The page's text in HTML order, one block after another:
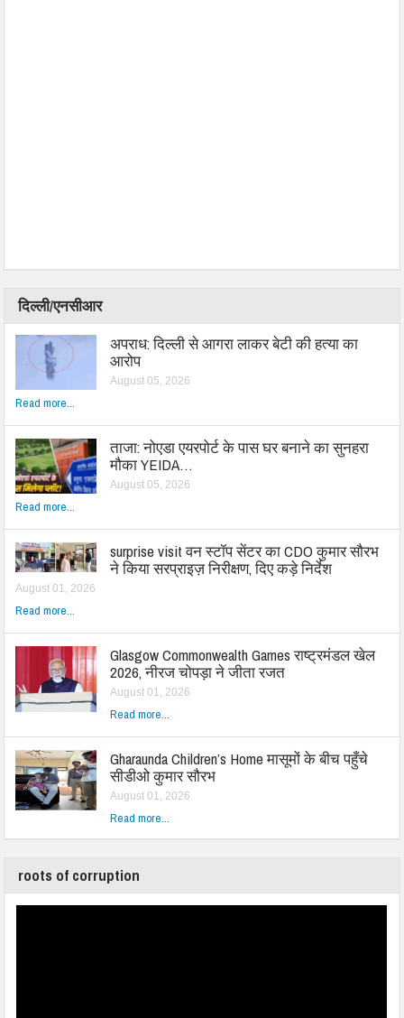
दिल्ली/एनसीआर
अपराध: दिल्ली से आगरा लाकर बेटी की हत्या का
आरोप
August 05, 2026
Read more...
ताजा: नोएडा एयरपोर्ट के पास घर बनाने का सुनहरा
मौका YEIDA…
August 05, 2026
Read more...
surprise visit वन स्टॉप सेंटर का CDO कुमार सौरभ
ने किया सरप्राइज़ निरीक्षण, दिए कड़े निर्देश
August 01, 2026
Read more...
Glasgow Commonwealth Games राष्ट्रमंडल खेल
2026, नीरज चोपड़ा ने जीता रजत
August 01, 2026
Read more...
Gharaunda Children’s Home मासूमों के बीच पहुँचे
सीडीओ कुमार सौरभ
August 01, 2026
Read more...
roots of corruption